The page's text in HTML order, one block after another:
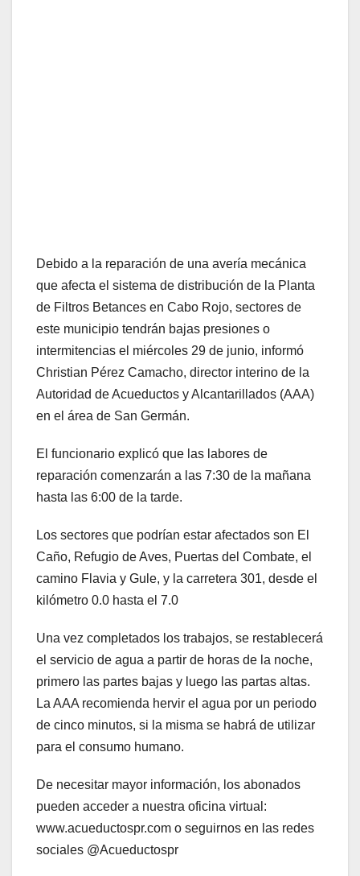
Debido a la reparación de una avería mecánica
que afecta el sistema de distribución de la Planta
de Filtros Betances en Cabo Rojo, sectores de
este municipio tendrán bajas presiones o
intermitencias el miércoles 29 de junio, informó
Christian Pérez Camacho, director interino de la
Autoridad de Acueductos y Alcantarillados (AAA)
en el área de San Germán.
El funcionario explicó que las labores de
reparación comenzarán a las 7:30 de la mañana
hasta las 6:00 de la tarde.
Los sectores que podrían estar afectados son El
Caño, Refugio de Aves, Puertas del Combate, el
camino Flavia y Gule, y la carretera 301, desde el
kilómetro 0.0 hasta el 7.0
Una vez completados los trabajos, se restablecerá
el servicio de agua a partir de horas de la noche,
primero las partes bajas y luego las partas altas.
La AAA recomienda hervir el agua por un periodo
de cinco minutos, si la misma se habrá de utilizar
para el consumo humano.
De necesitar mayor información, los abonados
pueden acceder a nuestra oficina virtual:
www.acueductospr.com o seguirnos en las redes
sociales @Acueductospr